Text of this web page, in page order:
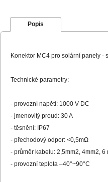
Popis
Konektor MC4 pro solární panely -
Technické parametry:
- provozní napětí: 1000 V DC
- jmenovitý proud: 30 A
- těsnění: IP67
- přechodový odpor: <0,5mΩ
- průměr kabelu: 2,5mm2, 4mm2, 6
- provozní teplota –40°~90°C